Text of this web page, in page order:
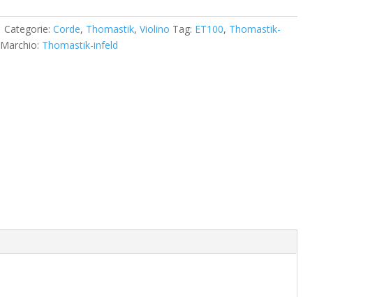
Categorie: Corde, Thomastik, Violino Tag: ET100, Thomastik-
Marchio: Thomastik-infeld